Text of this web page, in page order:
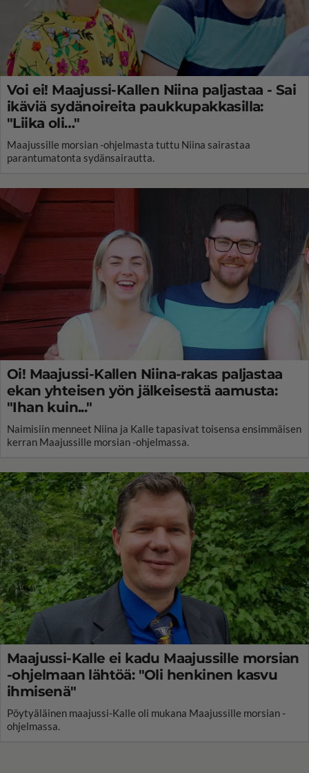
Voi ei! Maajussi-Kallen Niina paljastaa - Sai
ikäviä sydänoireita paukkupakkasilla:
"Liika oli…"
Maajussille morsian -ohjelmasta tuttu Niina sairastaa
parantumatonta sydänsairautta.
Oi! Maajussi-Kallen Niina-rakas paljastaa
ekan yhteisen yön jälkeisestä aamusta:
"Ihan kuin..."
Naimisiin menneet Niina ja Kalle tapasivat toisensa ensimmäisen
kerran Maajussille morsian -ohjelmassa.
Maajussi-Kalle ei kadu Maajussille morsian
-ohjelmaan lähtöä: "Oli henkinen kasvu
ihmisenä"
Pöytyäläinen maajussi-Kalle oli mukana Maajussille morsian -
ohjelmassa.